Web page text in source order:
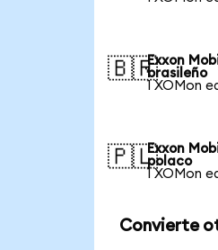
🇧🇷Exxon
brasileño
1 XOMon
🇵🇱Exxon
polaco
1 XOMon
Convierte